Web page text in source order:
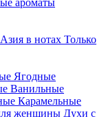
ароматы
Азия в нотах Только
Ягодные
Ванильные
Карамельные
женщины Духи с